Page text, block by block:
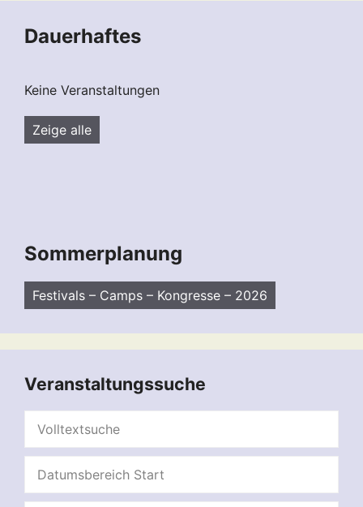
Dauerhaftes
Keine Veranstaltungen
Zeige alle
Sommerplanung
Festivals – Camps – Kongresse – 2026
Veranstaltungssuche